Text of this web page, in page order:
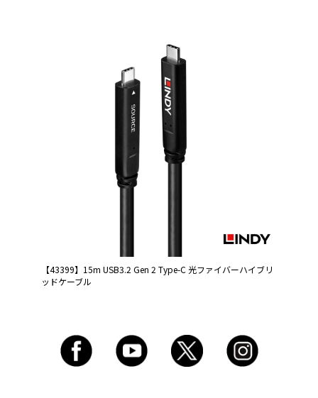
【43399】15m USB3.2 Gen 2 Type-C 光ファイバーハイブリ
ッドケーブル